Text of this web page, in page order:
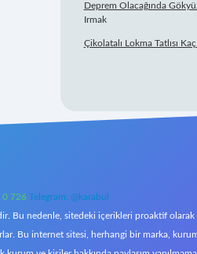
Deprem Olacağında
Irmak
Çikolatalı Lokma Tatlısı
0 726 Telegram: @karabul
Bu nedenle, sitedeki içerikleri proaktif olarak
Bu internet sitesi, herhangi bir marka,